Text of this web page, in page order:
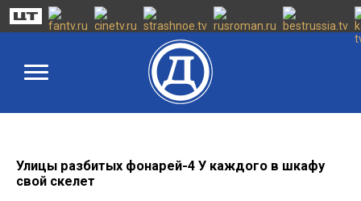
Улицы разбитых фонарей-4 У каждого в шкафу
свой скелет